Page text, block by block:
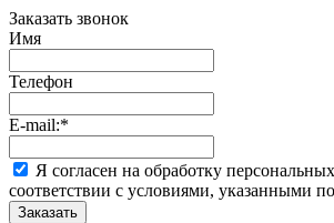
Заказать звонок
Имя
Телефон
E-mail:*
Я согласен на обработку
соответствии с условиями, указанными по
Заказать